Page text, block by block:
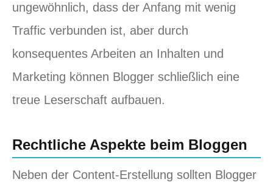
ungewöhnlich, dass der Anfang mit wenig
Traffic verbunden ist, aber durch
konsequentes Arbeiten an Inhalten und
Marketing können Blogger schließlich eine
treue Leserschaft aufbauen.
Rechtliche Aspekte beim Bloggen
Neben der Content-Erstellung sollten Blogger